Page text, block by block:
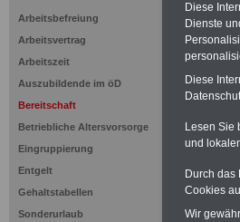
Arbeitsbefreiung
Arbeitsvertrag
Arbeitszeit
Auszubildende im öD
Bereitschaft
Betriebliche Altersvorsorge
Eingruppierung
Entgelt
Gehaltstabellen
Sonderurlaub
und
wir
Diese
Dienste
Diese
Lesen Sie
und
Durch das
Cookies
Wir